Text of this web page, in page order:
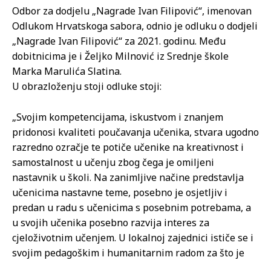
Odbor za dodjelu „Nagrade Ivan Filipović“, imenovan
Odlukom Hrvatskoga sabora, odnio je odluku o dodjeli
„Nagrade Ivan Filipović“ za 2021. godinu. Među
dobitnicima je i Željko Milnović iz Srednje škole
Marka Marulića Slatina.
U obrazloženju stoji odluke stoji:
„Svojim kompetencijama, iskustvom i znanjem
pridonosi kvaliteti poučavanja učenika, stvara ugodno
razredno ozračje te potiče učenike na kreativnost i
samostalnost u učenju zbog čega je omiljeni
nastavnik u školi. Na zanimljive načine predstavlja
učenicima nastavne teme, posebno je osjetljiv i
predan u radu s učenicima s posebnim potrebama, a
u svojih učenika posebno razvija interes za
cjeloživotnim učenjem. U lokalnoj zajednici ističe se i
svojim pedagoškim i humanitarnim radom za što je